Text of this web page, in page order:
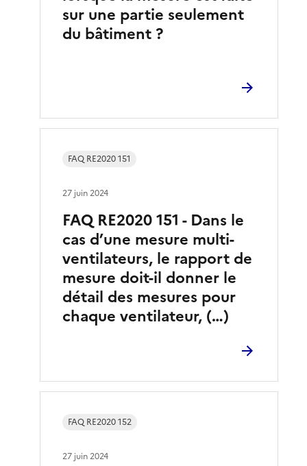
sur une partie seulement
du bâtiment ?
FAQ RE2020 151 - Dans le
cas d’une mesure multi-
ventilateurs, le rapport de
mesure doit-il donner le
détail des mesures pour
chaque ventilateur, (…)
FAQ RE2020 151
27 juin 2024
FAQ RE2020 152
27 juin 2024